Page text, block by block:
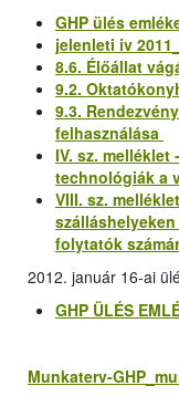
GHP ülés
jelenleti iv
8.6. Élőállat
9.2.
9.3.
felhasználása
IV. sz.
technológiák a
VIII. sz.
folytatók
2012. január 16-ai
GHP ÜLÉS
Munkaterv-